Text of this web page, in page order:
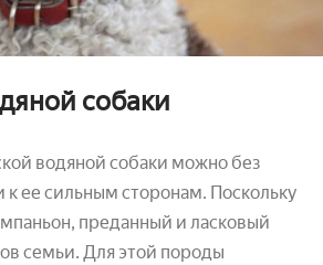
собаки
водяной собаки можно без
к ее сильным сторонам. Поскольку
преданный и ласковый
семьи. Для этой породы